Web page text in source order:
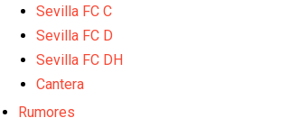
Sevilla FC C
Sevilla FC D
Sevilla FC DH
Cantera
Rumores